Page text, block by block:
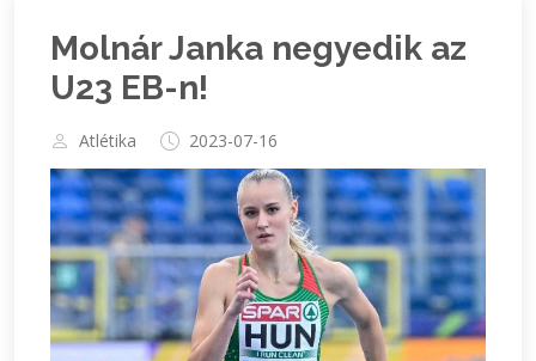
Molnár Janka negyedik az
U23 EB-n!
Atlétika 2023-07-16